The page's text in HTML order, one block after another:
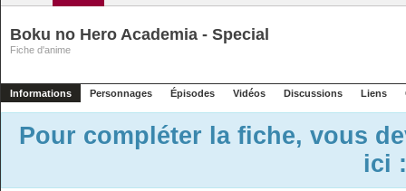
Boku no Hero Academia - Special
Fiche d'anime
Informations Personnages Épisodes Vidéos Discussions Liens
Pour compléter la fiche, vous
ici